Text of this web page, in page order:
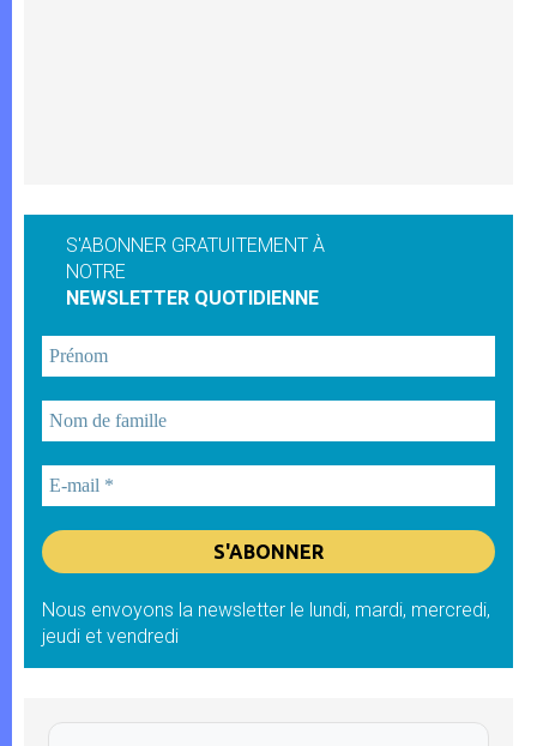
S'ABONNER GRATUITEMENT À
NOTRE
NEWSLETTER QUOTIDIENNE
Nous envoyons la newsletter le lundi, mardi, mercredi,
jeudi et vendredi